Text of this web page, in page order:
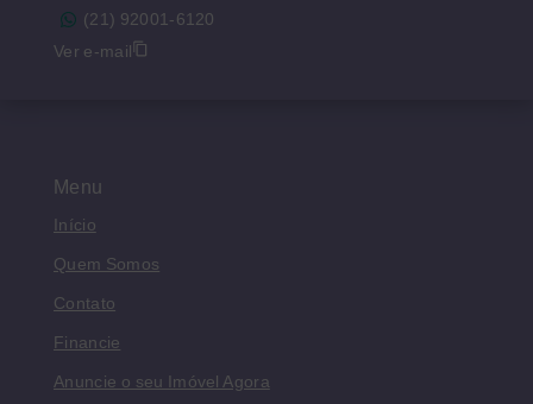
Menu
Início
Quem Somos
Contato
Financie
Anuncie o seu Imóvel Agora
(21) 92001-6120
Ver e-mail